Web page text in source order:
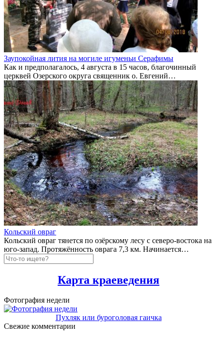
Заупокойная лития на могиле игуменьи Серафимы
Как и предполагалось, 4 августа в 15 часов, благочинный
церквей Озерского округа священник о. Евгений…
Кольский овраг
Кольский овраг тянется по озёрскому лесу с северо-востока на
юго-запад. Протяжённость оврага 7,3 км. Начинается…
Карта краеведения
Фотография недели
Пухляк или буроголовая гаичка
Свежие комментарии